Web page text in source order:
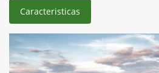
Caracteristicas